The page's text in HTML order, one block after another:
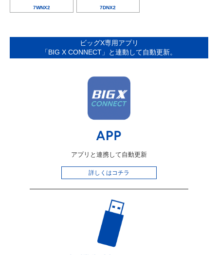
7WNX2 7DNX2
ビッグX専用アプリ
「BIG X CONNECT」と連動して自動更新。
アプリと連携して自動更新
詳しくはコチラ